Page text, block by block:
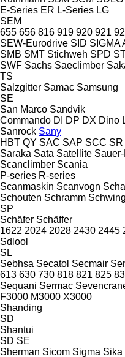
E-Series ER L-Series LG
SEM
655 656 816 919 920 921
SEW-Eurodrive SID SIGMA
SMB SMT Stichweh SPD
SWF Sachs Saeclimber
TS
Salzgitter Samac Samsung
SE
San Marco Sandvik
Commando DI DP DX Dino
Sanrock Sany
HBT QY SAC SAP SCC SR
Saraka Sata Satellite
Scanclimber Scania
P-series R-series
Scanmaskin Scanvogn
Schouten Schramm Schwing
SP
Schäfer Schäffer
1622 2024 2028 2430 2445
Sdlool
SL
Sebhsa Secatol Secmair
613 630 730 818 821 825
Sequani Sermac
F3000 M3000 X3000
Shanding
SD
Shantui
SD SE
Sherman Sicom Sigma Sika